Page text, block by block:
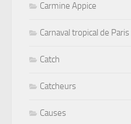
Carmine Appice
Carnaval tropical de Paris
Catch
Catcheurs
Causes